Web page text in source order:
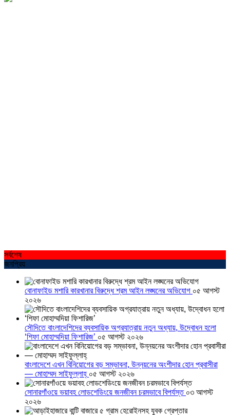
সর্বশেষ
জনপ্রিয়
বোনাফাইড মশারি কারখানার বিরুদ্ধে শ্রম আইন লঙ্ঘনের অভিযোগ ০৫ আগস্ট
২০২৬
সৌদিতে বাংলাদেশিদের ব্যবসায়িক অগ্রযাত্রায় নতুন অধ্যায়, উদ্বোধন হলো
‘শিফা মোহাম্মদিয়া ফিশারিজ’ ০৫ আগস্ট ২০২৬
বাংলাদেশে এখন বিনিয়োগের বড় সম্ভাবনা, উন্নয়নের অংশীদার হোন প্রবাসীরা
— মোহাম্মদ সাইফুল্লাহ্ ০৫ আগস্ট ২০২৬
সোনারগাঁওয়ে ভয়াবহ লোডশেডিংয়ে জনজীবন চরমভাবে বিপর্যস্ত ০৩ আগস্ট
২০২৬